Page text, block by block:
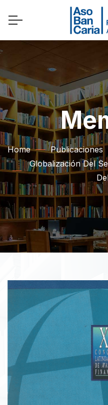
Home Publicaciones
Globalización Del